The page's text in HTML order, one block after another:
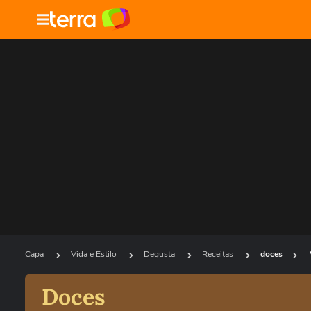
Capa Vida e Estilo Degusta Receitas doces
Doces